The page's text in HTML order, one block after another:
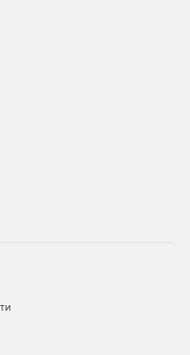
также файлов в папках
почтового
при помощи Active
заданных параметров:
объектов в